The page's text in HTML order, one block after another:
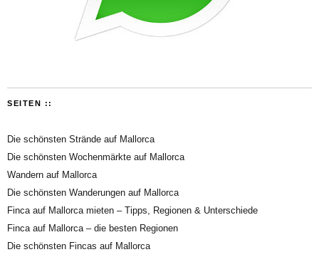
SEITEN ::
Die schönsten Strände auf Mallorca
Die schönsten Wochenmärkte auf Mallorca
Wandern auf Mallorca
Die schönsten Wanderungen auf Mallorca
Finca auf Mallorca mieten – Tipps, Regionen & Unterschiede
Finca auf Mallorca – die besten Regionen
Die schönsten Fincas auf Mallorca